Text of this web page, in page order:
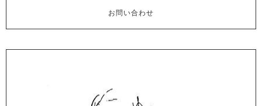
お問い合わせ